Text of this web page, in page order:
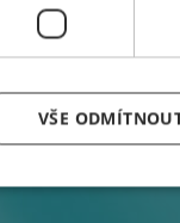
VŠE